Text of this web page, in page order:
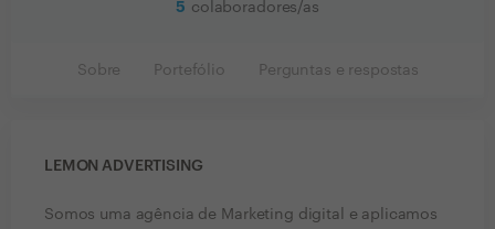
5 colaboradores/as
Sobre Portefólio Perguntas e respostas
LEMON ADVERTISING
Somos uma agência de Marketing digital e aplicamos